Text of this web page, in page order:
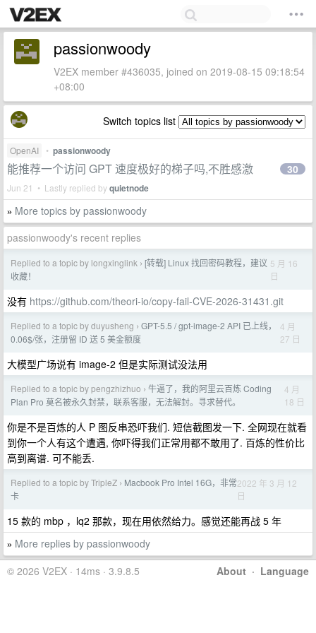
passionwoody
V2EX member #436035, joined on 2019-08-15 09:18:54
+08:00
Switch topics list
OpenAI • passionwoody
能推荐一个访问 GPT 速度极好的梯子吗,不胜感激
Jun 21 • Lastly replied byquietnode
30
» More topics by passionwoody
passionwoody's recent replies
Replied to a topic by longxinglink › [转载] Linux 找回密码教程，建议
收藏！
5 月 16
日
没有 https://github.com/theori-io/copy-fail-CVE-2026-31431.git
Replied to a topic by duyusheng › GPT-5.5 / gpt-image-2 API 已上线，
0.06$/张，注册留 ID 送 5 美金额度
4 月
27 日
大模型广场说有 image-2 但是实际测试没法用
Replied to a topic by pengzhizhuo › 牛逼了，我的阿里云百炼 Coding
Plan Pro 莫名被永久封禁，联系客服，无法解封。寻求替代。
4 月
18 日
你是不是百炼的人 P 图反串恐吓我们. 短信截图发一下. 全网现在就看
到你一个人有这个遭遇, 你吓得我们正常用都不敢用了. 百炼的性价比
高到离谱. 可不能丢.
Replied to a topic by TripleZ › Macbook Pro Intel 16G，非常
卡
2022 年 3 月 12
日
15 款的 mbp ，lq2 那款，现在用依然给力。感觉还能再战 5 年
» More replies by passionwoody
About · Language
© 2026 V2EX · 14ms · 3.9.8.5